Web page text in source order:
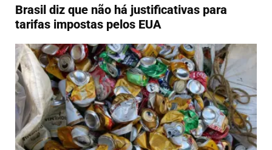
Brasil diz que não há justificativas para
tarifas impostas pelos EUA